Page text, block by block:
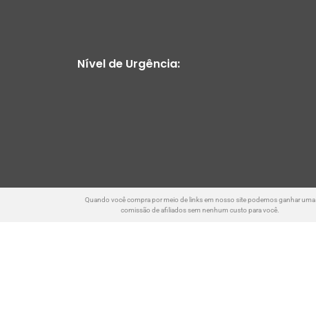
Nível de Urgência:
Quando você compra por meio de links em nosso site podemos ganhar uma
comissão de afiliados sem nenhum custo para você.